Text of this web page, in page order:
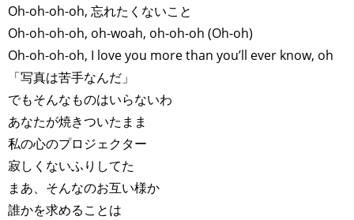
Oh-oh-oh-oh, 忘れたくないこと
Oh-oh-oh-oh, oh-woah, oh-oh-oh (Oh-oh)
Oh-oh-oh-oh, I love you more than you’ll ever know, oh
「写真は苦手なんだ」
でもそんなものはいらないわ
あなたが焼きついたまま
私の心のプロジェクター
寂しくないふりしてた
まあ、そんなのお互い様か
誰かを求めることは